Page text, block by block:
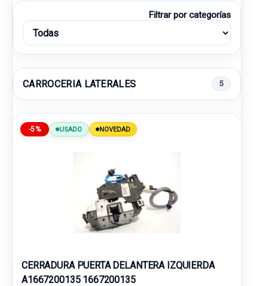
Filtrar por categorías
CARROCERIA LATERALES 5
-5% USADO NOVEDAD
CERRADURA PUERTA DELANTERA IZQUIERDA
A1667200135 1667200135